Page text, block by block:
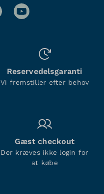
Reservedelsgaranti
Vi fremstiller efter behov
Gæst checkout
Der kræves ikke login for
at købe